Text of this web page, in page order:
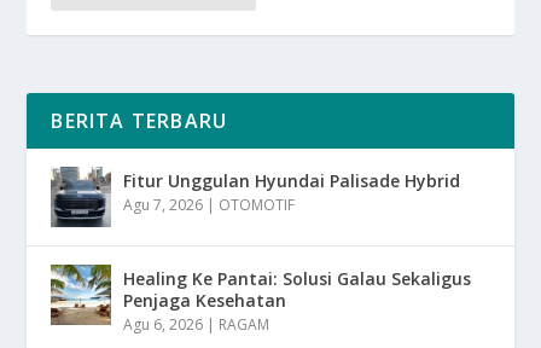
BERITA TERBARU
Fitur Unggulan Hyundai Palisade Hybrid
Agu 7, 2026 | OTOMOTIF
Healing Ke Pantai: Solusi Galau Sekaligus
Penjaga Kesehatan
Agu 6, 2026 | RAGAM